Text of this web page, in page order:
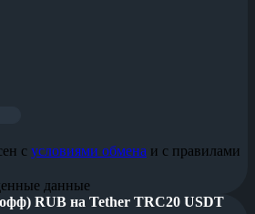
с условиями обмена и с правилами
данные
RUB на Tether TRC20 USDT